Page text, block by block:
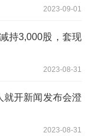
2023-09-01
持3,000股，套现
2023-08-31
就开新闻发布会澄
2023-08-31